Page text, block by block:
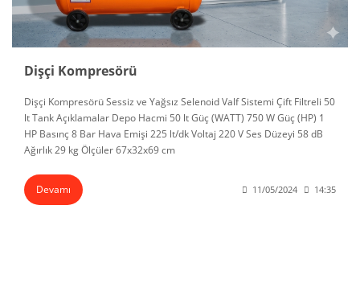
Dişçi Kompresörü
Dişçi Kompresörü Sessiz ve Yağsız Selenoid Valf Sistemi Çift Filtreli 50
lt Tank Açıklamalar Depo Hacmi 50 lt Güç (WATT) 750 W Güç (HP) 1
HP Basınç 8 Bar Hava Emişi 225 lt/dk Voltaj 220 V Ses Düzeyi 58 dB
Ağırlık 29 kg Ölçüler 67x32x69 cm
Devamı 11/05/2024 14:35